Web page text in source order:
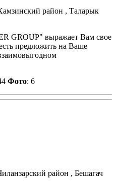
район , Таларык
GROUP" выражает Вам свое
предложить на Ваше
Фото: 6
район , Бешагач